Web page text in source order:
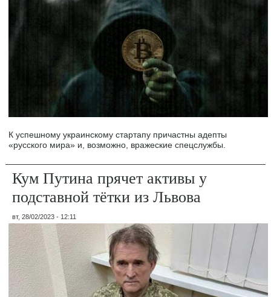
К успешному украинскому стартапу причастны адепты
«русского мира» и, возможно, вражеские спецслужбы.
Кум Путина прячет активы у
подставной тётки из Львова
вт, 28/02/2023 - 12:11